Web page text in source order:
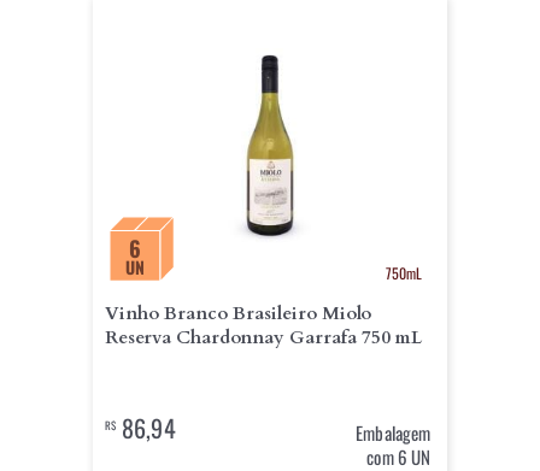
6
UN 750mL
Vinho Branco Brasileiro Miolo
Reserva Chardonnay Garrafa 750 mL
R$86,94
Embalagem
com 6 UN